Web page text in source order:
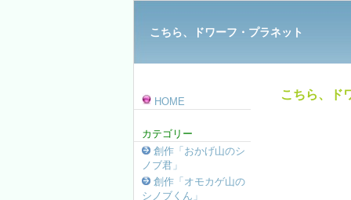
こちら、ドワーフ・プラネット
HOME
カテゴリー
創作「おかげ山のシ
ノブ君」
創作「オモカゲ山の
シノブくん」
こちら、ド